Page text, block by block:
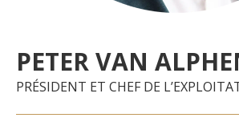
PETER VAN
PRÉSIDENT ET CHEF DE